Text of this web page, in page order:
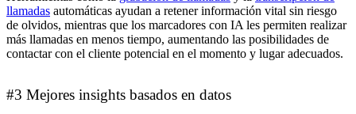
llamadas automáticas ayudan a retener información vital sin riesgo
de olvidos, mientras que los marcadores con IA les permiten realizar
más llamadas en menos tiempo, aumentando las posibilidades de
contactar con el cliente potencial en el momento y lugar adecuados.
#3 Mejores insights basados en datos